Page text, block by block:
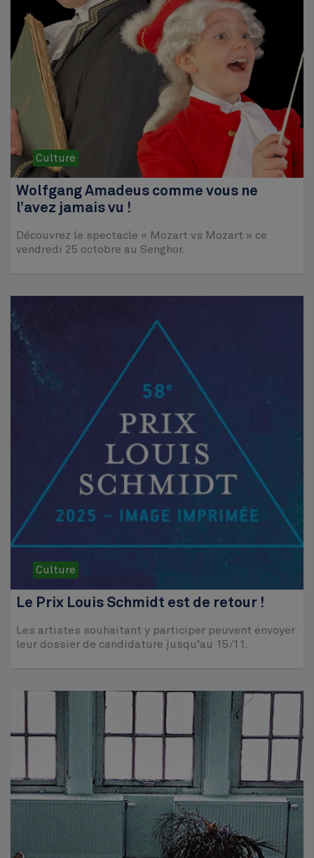
Culture
Wolfgang Amadeus comme vous ne
l’avez jamais vu !
Découvrez le spectacle « Mozart vs Mozart » ce
vendredi 25 octobre au Senghor.
Culture
Le Prix Louis Schmidt est de retour !
Les artistes souhaitant y participer peuvent envoyer
leur dossier de candidature jusqu’au 15/11.